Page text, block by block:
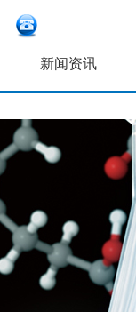
新闻资讯